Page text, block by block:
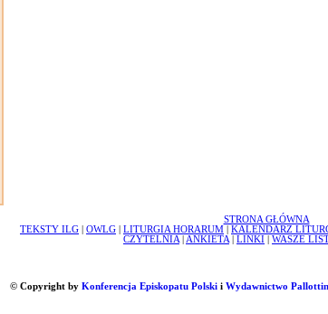
STRONA GŁÓWNA
TEKSTY ILG
OWLG LITURGIA HORARUM KALENDARZ
CZYTELNIA
ANKIETA LINKI WASZE
© Copyright by Konferencja Episkopatu Polskii Wydawnictwo